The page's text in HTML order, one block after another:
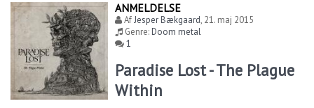
ANMELDELSE
AfJesper Bækgaard, 21. maj 2015
Genre:Doom metal
1
Paradise Lost - The Plague
Within